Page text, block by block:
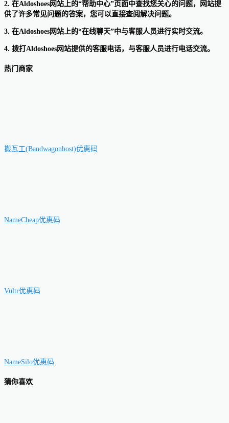
2. 在Aldoshoes网站上的“帮助中心”页面中查找您关心的问题，网站提
供了许多常见问题的答案，您可以直接查阅解决问题。
3. 在Aldoshoes网站上的“在线聊天”中与客服人员进行实时交流。
4. 拨打Aldoshoes网站提供的客服电话，与客服人员进行电话交流。
热门商家
搬瓦工(Bandwagonhost)优惠码
NameCheap优惠码
Vultr优惠码
NameSilo优惠码
猜你喜欢